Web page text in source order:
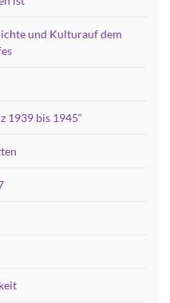
und Kulturauf dem
1939 bis 1945“